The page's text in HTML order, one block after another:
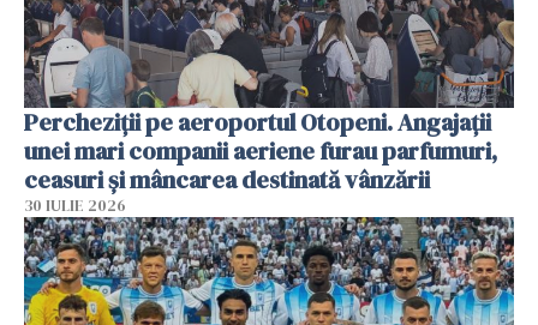
Percheziții pe aeroportul Otopeni. Angajații
unei mari companii aeriene furau parfumuri,
ceasuri și mâncarea destinată vânzării
30 IULIE 2026